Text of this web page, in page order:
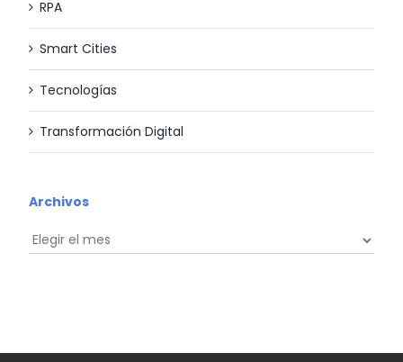
RPA
Smart Cities
Tecnologías
Transformación Digital
Archivos
Archivos